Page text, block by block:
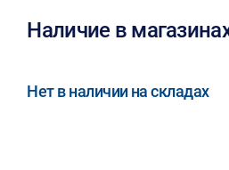
Наличие в
Нет в наличии на складах